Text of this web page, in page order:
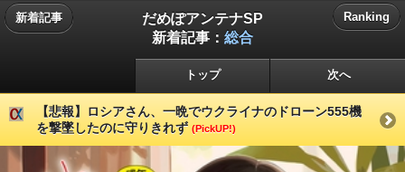
新着記事
だめぽアンテナSP
新着記事： 総合
Ranking
トップ 次へ
【悲報】ロシアさん、一晩でウクライナのドローン555機
を撃墜したのに守りきれず (PickUP!)